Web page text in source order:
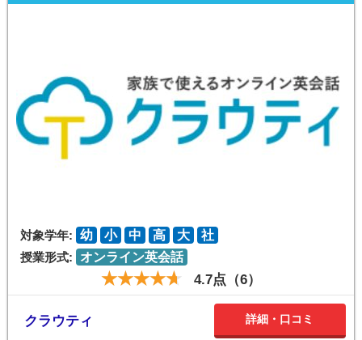
対象学年: 幼 小 中 高 大
社
授業形式:
オンライン英会話
4.7点（6）
クラウティ 詳細・口コミ